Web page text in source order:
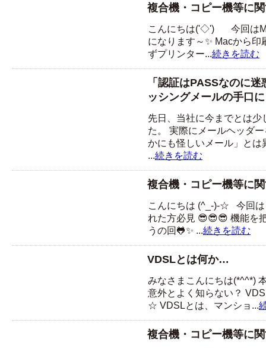
複合機・コピー機等に
こんにちは('◇')ゞ 今回は
になります～✨ Macから
ずプリンター...続きを読む
「認証はPASSなのに
ッシングメールの手口
先日、当社に今までとは
た。 実際にメールヘッダ
かにも怪しいメール」と
...続きを読む
複合機・コピー機等に
こんにちは (^_-)-☆ 今回は
れた方必見 😎😎😎 機能を
うの回🐸✨ ...続きを読む
VDSLとは何か…
みなさまこんにちは(*^^*)
意外とよく知らない？
☆ VDSLとは、マンショ...
複合機・コピー機等に